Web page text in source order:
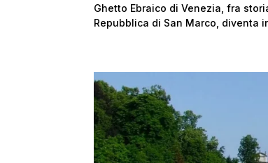
Ghetto Ebraico di Venezia, fra
Repubblica di San Marco, diventa